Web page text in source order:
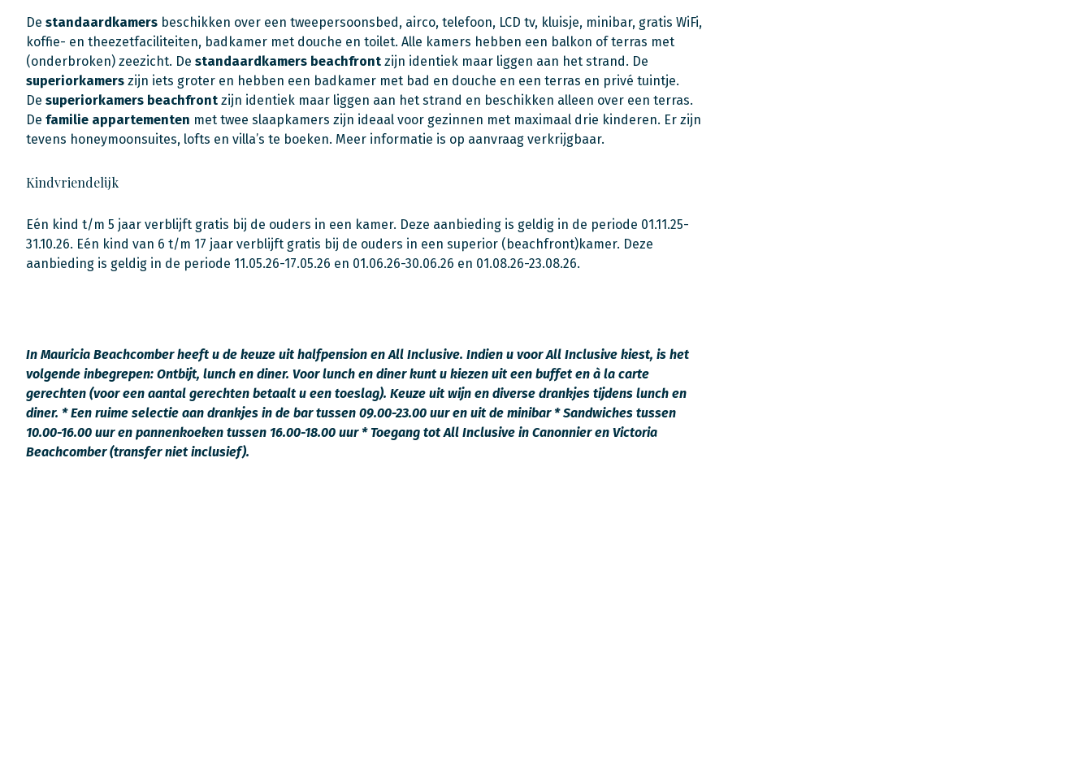
De standaardkamers beschikken over een tweepersoonsbed, airco, telefoon, LCD tv, kluisje, minibar, gratis WiFi,
koffie- en theezetfaciliteiten, badkamer met douche en toilet. Alle kamers hebben een balkon of terras met
(onderbroken) zeezicht. De standaardkamers beachfront zijn identiek maar liggen aan het strand. De
superiorkamers zijn iets groter en hebben een badkamer met bad en douche en een terras en privé tuintje.
De superiorkamers beachfront zijn identiek maar liggen aan het strand en beschikken alleen over een terras.
De familie appartementen met twee slaapkamers zijn ideaal voor gezinnen met maximaal drie kinderen. Er zijn
tevens honeymoonsuites, lofts en villa’s te boeken. Meer informatie is op aanvraag verkrijgbaar.
Kindvriendelijk
Eén kind t/m 5 jaar verblijft gratis bij de ouders in een kamer. Deze aanbieding is geldig in de periode 01.11.25-
31.10.26. Eén kind van 6 t/m 17 jaar verblijft gratis bij de ouders in een superior (beachfront)kamer. Deze
aanbieding is geldig in de periode 11.05.26-17.05.26 en 01.06.26-30.06.26 en 01.08.26-23.08.26.
In Mauricia Beachcomber heeft u de keuze uit halfpension en All Inclusive. Indien u voor All Inclusive kiest, is het
volgende inbegrepen: Ontbijt, lunch en diner. Voor lunch en diner kunt u kiezen uit een buffet en à la carte
gerechten (voor een aantal gerechten betaalt u een toeslag). Keuze uit wijn en diverse drankjes tijdens lunch en
diner. * Een ruime selectie aan drankjes in de bar tussen 09.00-23.00 uur en uit de minibar * Sandwiches tussen
10.00-16.00 uur en pannenkoeken tussen 16.00-18.00 uur * Toegang tot All Inclusive in Canonnier en Victoria
Beachcomber (transfer niet inclusief).